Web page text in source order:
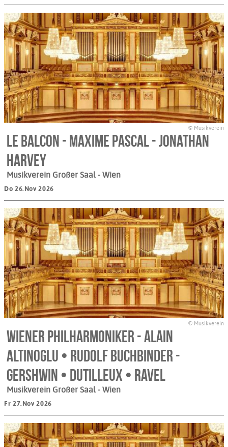
© Musikverein
Le Balcon - Maxime Pascal - Jonathan
Harvey
Musikverein Großer Saal - Wien
Do 26.Nov 2026
© Musikverein
Wiener Philharmoniker - Alain
Altinoglu • Rudolf Buchbinder -
Gershwin • Dutilleux • Ravel
Musikverein Großer Saal - Wien
Fr 27.Nov 2026